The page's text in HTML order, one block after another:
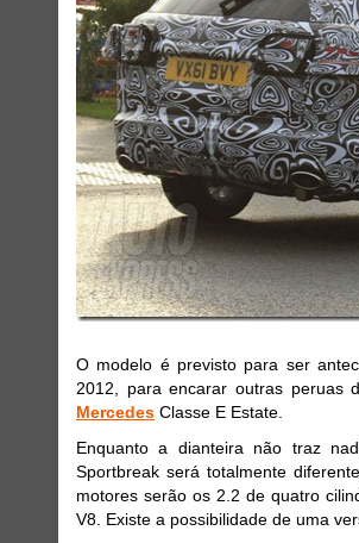
O modelo é previsto para ser
2012, para encarar outras peruas
Mercedes Classe E Estate.
Enquanto a dianteira não traz
Sportbreak será totalmente
motores serão os 2.2 de quatro
V8. Existe a possibilidade de uma